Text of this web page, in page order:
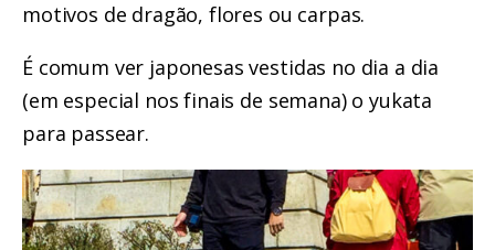
motivos de dragão, flores ou carpas.
É comum ver japonesas vestidas no dia a dia
(em especial nos finais de semana) o yukata
para passear.